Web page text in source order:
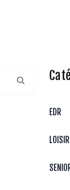
EDR
LOISIR